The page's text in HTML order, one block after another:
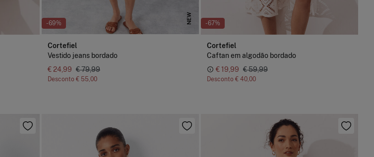
-69% NEW
Cortefiel
Vestido jeans bordado
€ 24,99 € 79,99
Desconto € 55,00
-67%
Cortefiel
Caftan em algodão bordado
€ 19,99 € 59,99
Desconto € 40,00